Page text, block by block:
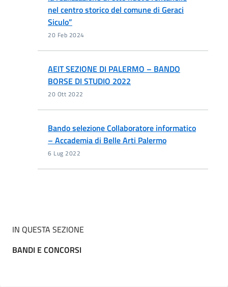
nel centro storico del comune di Geraci
Siculo”
20 Feb 2024
AEIT SEZIONE DI PALERMO – BANDO
BORSE DI STUDIO 2022
20 Ott 2022
Bando selezione Collaboratore informatico
– Accademia di Belle Arti Palermo
6 Lug 2022
IN QUESTA SEZIONE
BANDI E CONCORSI